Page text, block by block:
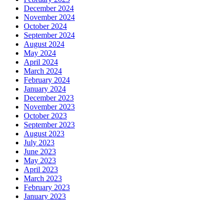
December 2024
November 2024
October 2024
September 2024
August 2024
May 2024
April 2024
March 2024
February 2024
January 2024
December 2023
November 2023
October 2023
September 2023
August 2023
July 2023
June 2023
May 2023
April 2023
March 2023
February 2023
January 2023